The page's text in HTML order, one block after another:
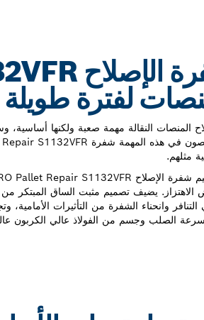
لفترة طويلة
المنصات النقالة مهمة صعبة ولكنها أساسية،
مثلهم.
وانحناء الشفرة من التأثيرات الأمامية،
الصلب وجسم من الفولاذ عالي الكربون